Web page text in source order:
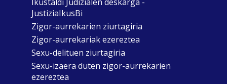
Ikustaldi Judizialen deskarga -
JustiziaIkusBi
Zigor-aurrekarien ziurtagiria
Zigor-aurrekariak ezereztea
Sexu-delituen ziurtagiria
Sexu-izaera duten zigor-aurrekarien
ezereztea